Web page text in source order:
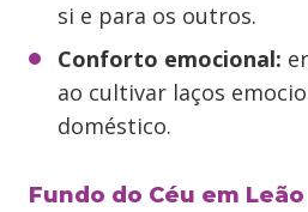
si e para os outros.
Conforto emocional:
ao cultivar laços
doméstico.
Fundo do Céu em Leão